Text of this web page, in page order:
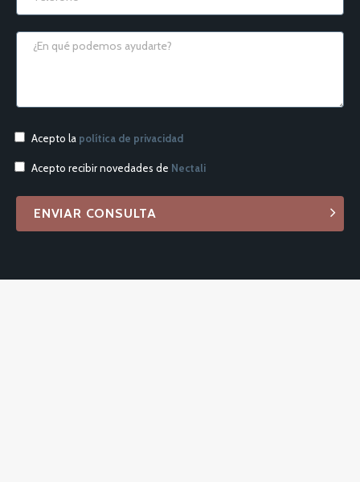
Acepto la política de privacidad
Acepto recibir novedades de Nectali